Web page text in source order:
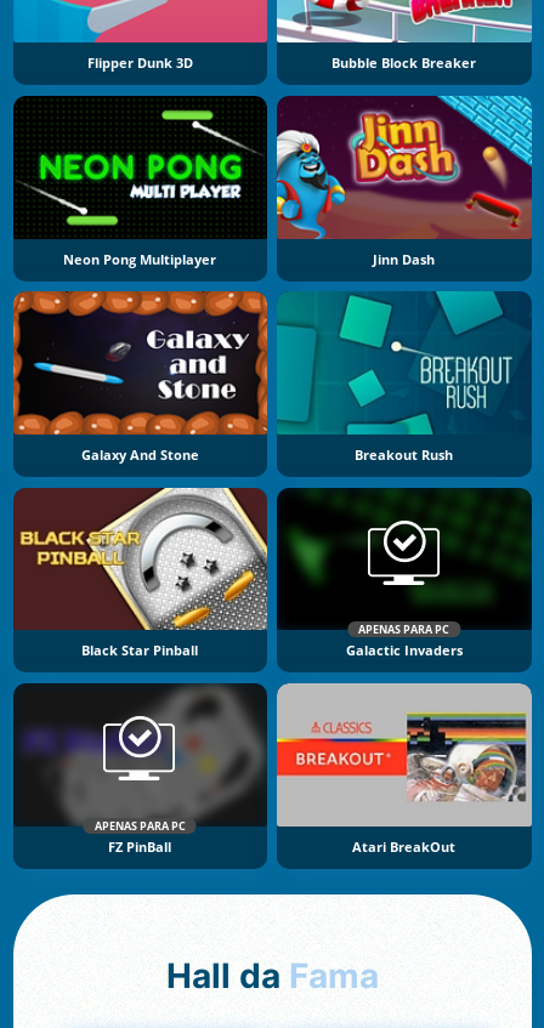
Flipper Dunk 3D Bubble Block Breaker
Neon Pong Multiplayer Jinn Dash
Galaxy And Stone Breakout Rush
Black Star Pinball
APENAS PARA PC
Galactic Invaders
APENAS PARA PC
FZ PinBall Atari BreakOut
Hall da Fama